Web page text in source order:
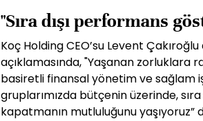
"Sıra dışı performans
Koç Holding CEO’su Levent
açıklamasında, "Yaşanan zorluklara
basiretli finansal yönetim ve sağlam
gruplarımızda bütçenin üzerinde,
kapatmanın mutluluğunu yaşıyoruz”